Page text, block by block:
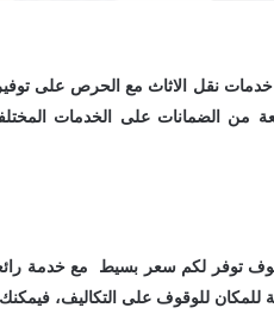
نقل الاثاث مع الحرص على
من الضمانات على الخدمات
توفر لكم سعر بسيط مع خدمة
للوقوف على التكاليف،